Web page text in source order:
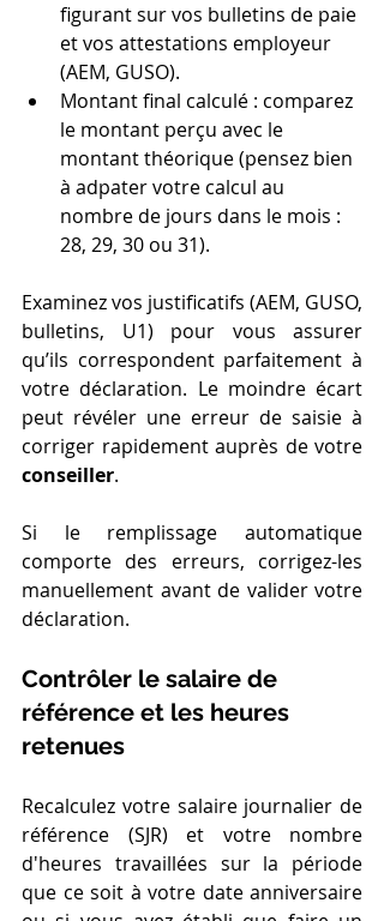
figurant sur vos bulletins de paie
et vos attestations employeur
(AEM, GUSO).
Montant final calculé : comparez
le montant perçu avec le
montant théorique (pensez bien
à adpater votre calcul au
nombre de jours dans le mois :
28, 29, 30 ou 31).
Examinez vos justificatifs (AEM, GUSO,
bulletins, U1) pour vous assurer
qu’ils correspondent parfaitement à
votre déclaration. Le moindre écart
peut révéler une erreur de saisie à
conseiller.
Si le remplissage automatique
comporte des erreurs, corrigez-les
manuellement avant de valider votre
déclaration.
Contrôler le salaire de
référence et les heures
retenues
Recalculez votre salaire journalier de
référence (SJR) et votre nombre
d'heures travaillées sur la période
que ce soit à votre date anniversaire